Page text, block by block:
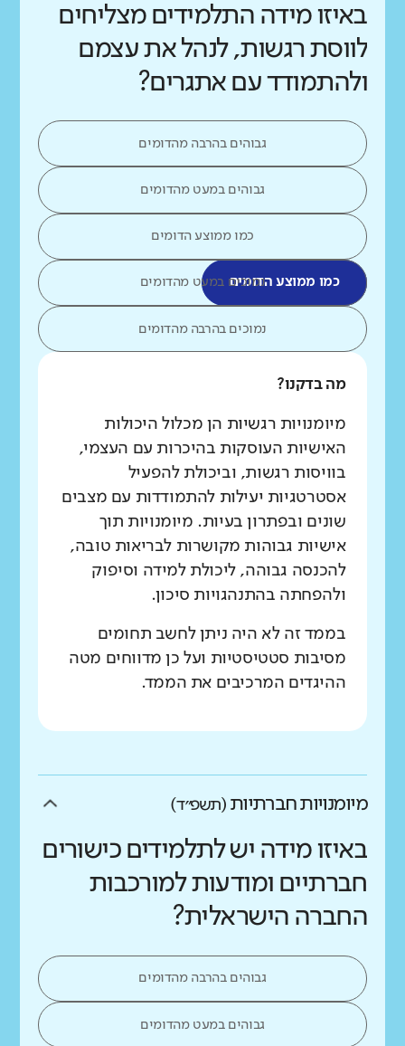
באיזו מידה התלמידים מצליחים
לווסת רגשות, לנהל את עצמם
ולהתמודד עם אתגרים?
גבוהים בהרבה מהדומים
גבוהים במעט מהדומים
כמו ממוצע הדומים
כמו ממוצע הדומיםנמוכים במעט מהדומים
נמוכים בהרבה מהדומים
מה בדקנו?
מיומנויות רגשיות הן מכלול היכולות
האישיות העוסקות בהיכרות עם העצמי,
בוויסות רגשות, וביכולת להפעיל
אסטרטגיות יעילות להתמודדות עם מצבים
שונים ובפתרון בעיות. מיומנויות תוך
אישיות גבוהות מקושרות לבריאות טובה,
להכנסה גבוהה, ליכולת למידה וסיפוק
ולהפחתה בהתנהגויות סיכון.
בממד זה לא היה ניתן לחשב תחומים
מסיבות סטטיסטיות ועל כן מדווחים מטה
ההיגדים המרכיבים את הממד.
מיומנויות חברתיות (תשפ״ד)
באיזו מידה יש לתלמידים כישורים
חברתיים ומודעות למורכבות
החברה הישראלית?
גבוהים בהרבה מהדומים
גבוהים במעט מהדומים